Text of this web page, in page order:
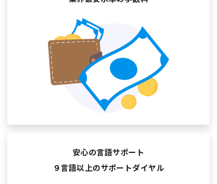
安心の言語サポート
９言語以上のサポートダイヤル